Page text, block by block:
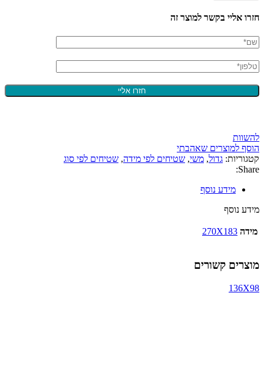
חזרו אליי בקשר למוצר זה
להשוות
הוסף למוצרים שאהבתי
קטגוריות: גדול, משי, שטיחים לפי מידה, שטיחים לפי סוג
Share:
מידע נוסף
מידע נוסף
מידה 270X183
מוצרים קשורים
136X98